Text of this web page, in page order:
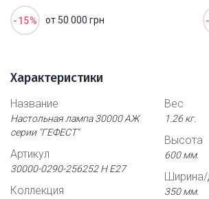
-15% от 50 000 грн
Характеристики
Название
Настольная лампа 30000 АЖ
серии "ГЕФЕСТ"
Артикул
30000-0290-256252 Н Е27
Коллекция
Вес
1.26 кг.
Высота
600 мм.
Ширина/
350 мм.